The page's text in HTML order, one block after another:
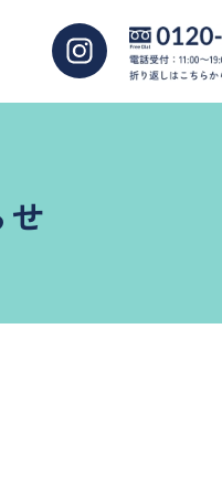
せ